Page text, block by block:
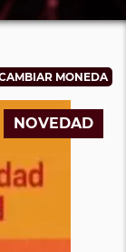
NOVEDAD